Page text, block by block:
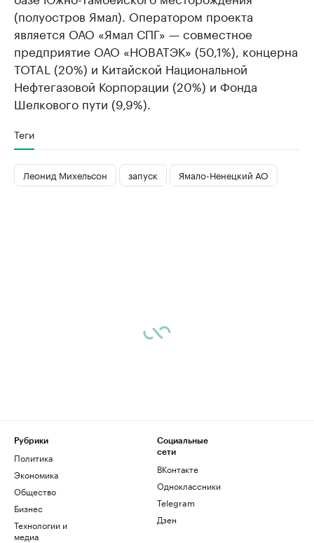
(полуостров Ямал). Оператором проекта
является ОАО «Ямал СПГ» — совместное
предприятие ОАО «НОВАТЭК» (50,1%), концерна
TOTAL (20%) и Китайской Национальной
Нефтегазовой Корпорации (20%) и Фонда
Шелкового пути (9,9%).
Теги
Леонид Михельсон запуск Ямало-Ненецкий АО
Рубрики
Политика
Экономика
Общество
Бизнес
Технологии и
медиа
Социальные
сети
ВКонтакте
Одноклассники
Telegram
Дзен